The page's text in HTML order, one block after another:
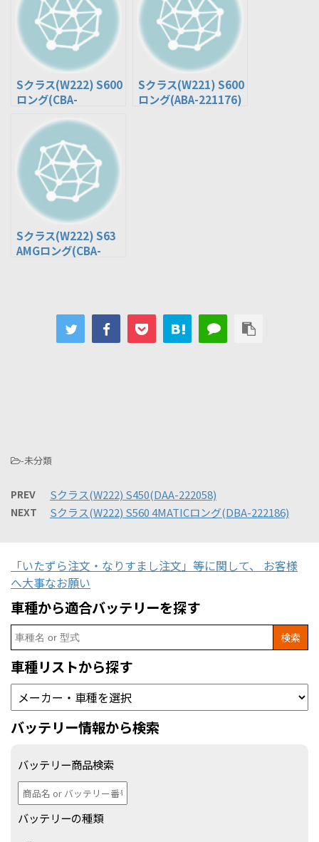
Sクラス(W222) S600
ロング(CBA-
Sクラス(W221) S600
ロング(ABA-221176)
Sクラス(W222) S63
AMGロング(CBA-
-未分類
PREV Sクラス(W222) S450(DAA-222058)
NEXT Sクラス(W222) S560 4MATICロング(DBA-222186)
「いたずら注文・なりすまし注文」等に関して、 お客様
へ大事なお願い
車種から適合バッテリーを探す
Search
for:
車種リストから探す
バッテリー情報から検索
バッテリー商品検索
バッテリーの種類